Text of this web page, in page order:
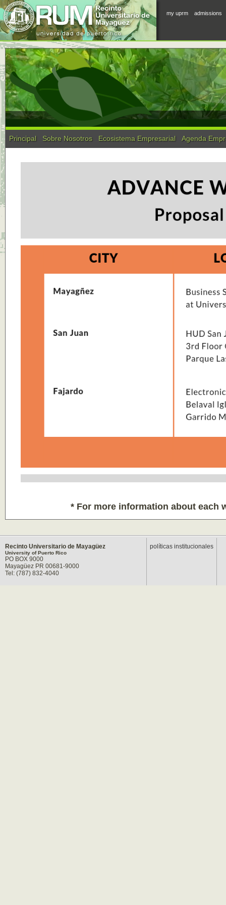
my uprm admissions
Principal Sobre Nosotros Ecosistema Empresarial Agenda
* For more information about each
Recinto Universitario de Mayagüez
University of Puerto Rico
PO BOX 9000
Mayagüez PR 00681-9000
Tel: (787) 832-4040
políticas institucionales